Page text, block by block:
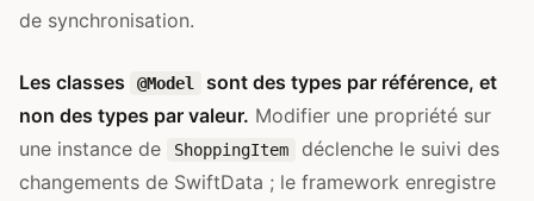
de synchronisation.
Les classes @Model
sont des types par référence, et
non des types par valeur. Modifier une propriété sur
une instance de
ShoppingItem
déclenche le suivi des
changements de SwiftData ; le framework enregistre